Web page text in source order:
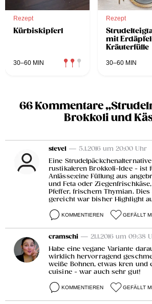
Rezept
Kürbiskipferl
30–60 MIN
Rezept
mit
Kräuterfülle
30–60 MIN
66 Kommentare
Brokkoli und
stevel — 5.1.2016 um 20:00 Uhr
Eine
rustikaleren Brokkoli-Idee - ist
Anlässe:eine Füllung aus
und Feta oder
Pfeffer, frischem Thymian.
gereicht war bisher Highlight
KOMMENTIEREN GEFÄLLT
cramschi — 21.1.2016 um 09:38
Habe eine vegane Variante
wirklich hervorragend
weiße Bohnen, etwas kren und
cuisine - war auch sehr gut!
KOMMENTIEREN GEFÄLLT